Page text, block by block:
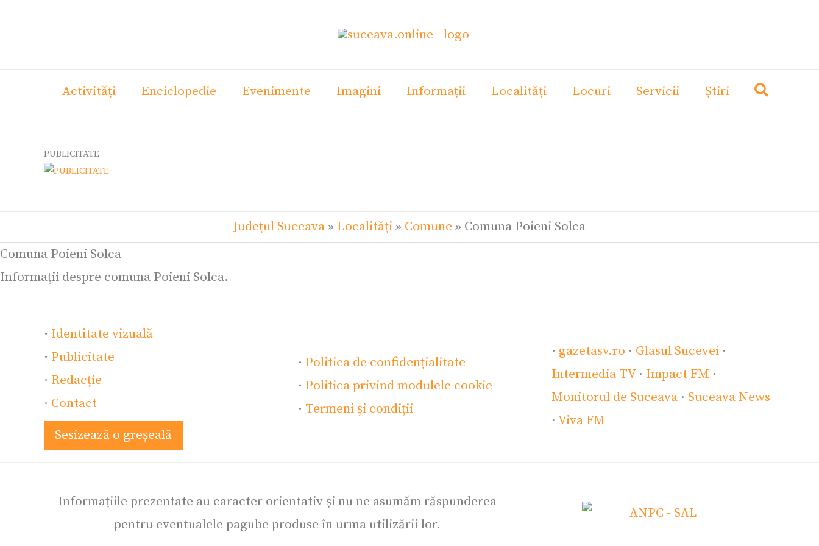
Activități Enciclopedie Evenimente Imagini Informații Localități Locuri Servicii Știri
PUBLICITATE
Județul Suceava» Localități» Comune » Comuna Poieni Solca
Comuna Poieni Solca
Informaţii despre comuna Poieni Solca.
· Identitate vizuală
· Publicitate
· Redacție
· Contact
Sesizează o greșeală
· Politica de confidențialitate
· Politica privind modulele cookie
· Termeni și condiții
· gazetasv.ro · Glasul Sucevei ·
Intermedia TV· Impact FM ·
Monitorul de Suceava · Suceava News
·Viva FM
Informațiile prezentate au caracter orientativ și nu ne asumăm răspunderea
pentru eventualele pagube produse în urma utilizării lor.